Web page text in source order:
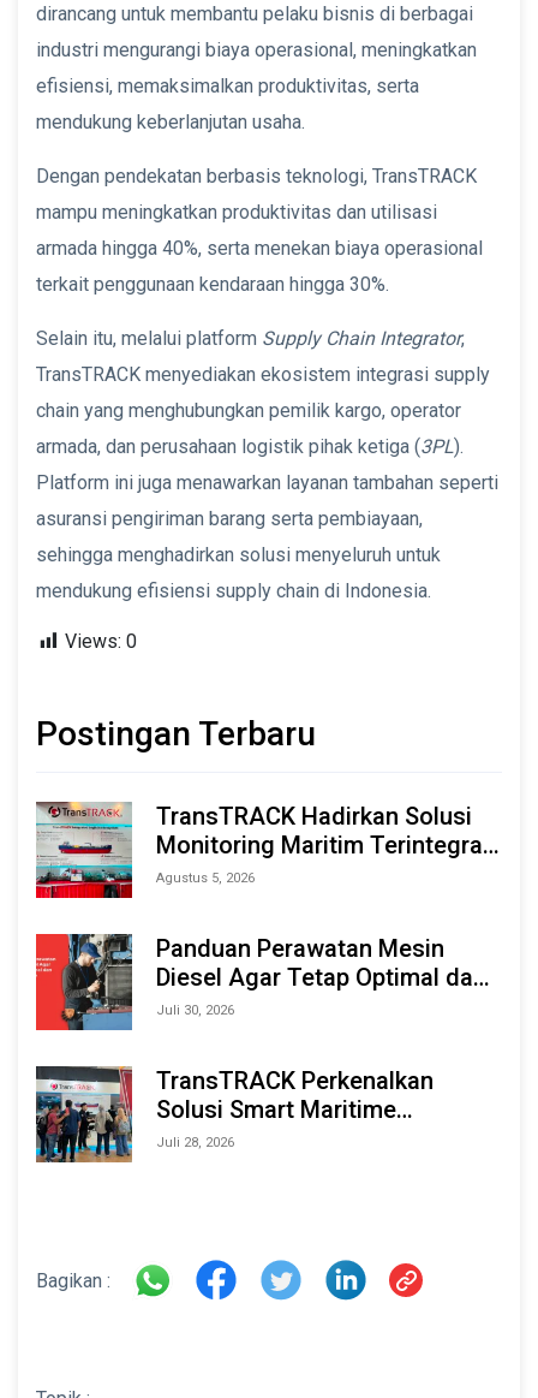
dirancang untuk membantu pelaku bisnis di berbagai
industri mengurangi biaya operasional, meningkatkan
efisiensi, memaksimalkan produktivitas, serta
mendukung keberlanjutan usaha.
Dengan pendekatan berbasis teknologi, TransTRACK
mampu meningkatkan produktivitas dan utilisasi
armada hingga 40%, serta menekan biaya operasional
terkait penggunaan kendaraan hingga 30%.
Selain itu, melalui platform Supply Chain Integrator,
TransTRACK menyediakan ekosistem integrasi supply
chain yang menghubungkan pemilik kargo, operator
armada, dan perusahaan logistik pihak ketiga (3PL).
Platform ini juga menawarkan layanan tambahan seperti
asuransi pengiriman barang serta pembiayaan,
sehingga menghadirkan solusi menyeluruh untuk
mendukung efisiensi supply chain di Indonesia.
Views: 0
Postingan Terbaru
TransTRACK Hadirkan Solusi
Monitoring Maritim Terintegrasi
Berbasis AI & IoT di Indonesia
Agustus 5, 2026
Panduan Perawatan Mesin
Diesel Agar Tetap Optimal dan
Tahan Lama
Juli 30, 2026
TransTRACK Perkenalkan
Solusi Smart Maritime
Monitoring Berbasis AI dan IoT
Juli 28, 2026
Bagikan :